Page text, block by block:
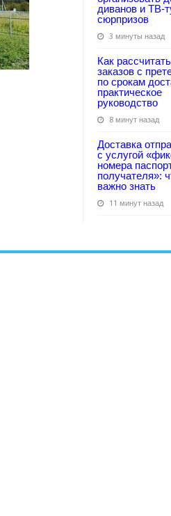
диванов и
сюрпризов
3 минуты назад
Как
заказов с
по срокам
практическое
руководство
8 минут назад
Доставка
с услугой
номера
получателя»:
важно знать
11 минут назад